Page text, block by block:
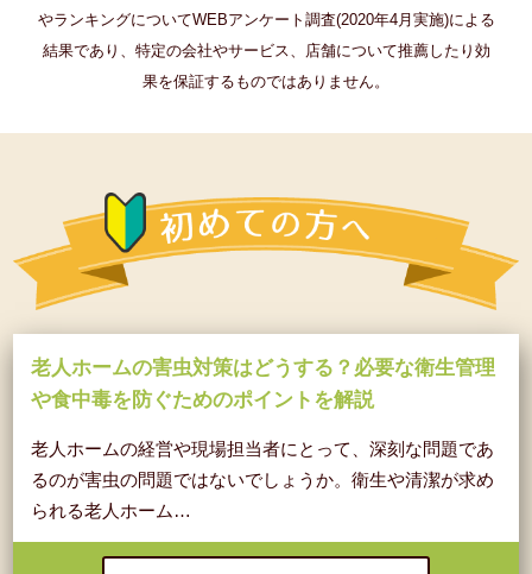
やランキングについてWEBアンケート調査(2020年4月実施)による
結果であり、特定の会社やサービス、店舗について推薦したり効
果を保証するものではありません。
老人ホームの害虫対策はどうする？必要な衛生管理
や食中毒を防ぐためのポイントを解説
老人ホームの経営や現場担当者にとって、深刻な問題であ
るのが害虫の問題ではないでしょうか。衛生や清潔が求め
られる老人ホーム…